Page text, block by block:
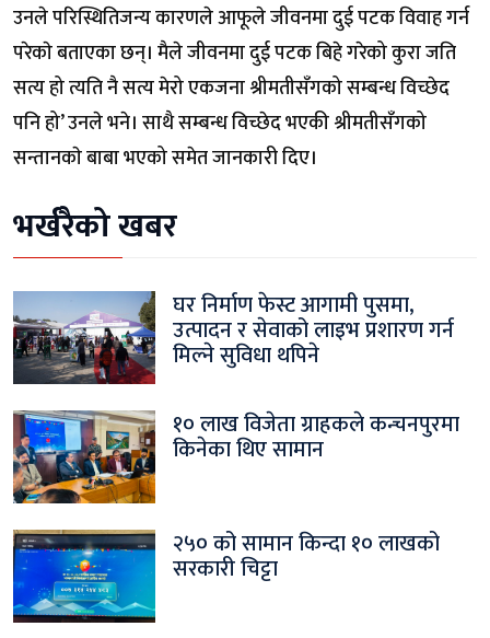
उनले परिस्थितिजन्य कारणले आफूले जीवनमा दुई पटक विवाह गर्न
परेकाे बताएका छन्। मैले जीवनमा दुई पटक बिहे गरेको कुरा जति
सत्य हो त्यति नै सत्य मेरो एकजना श्रीमतीसँगको सम्बन्ध विच्छेद
पनि हो’ उनले भने। साथै सम्बन्ध विच्छेद भएकी श्रीमतीसँगको
सन्तानकाे बाबा भएको समेत जानकारी दिए।
भर्खरैको खबर
घर निर्माण फेस्ट आगामी पुसमा,
उत्पादन र सेवाको लाइभ प्रशारण गर्न
मिल्ने सुविधा थपिने
१० लाख विजेता ग्राहकले कन्चनपुरमा
किनेका थिए सामान
२५० को सामान किन्दा १० लाखको
सरकारी चिट्टा